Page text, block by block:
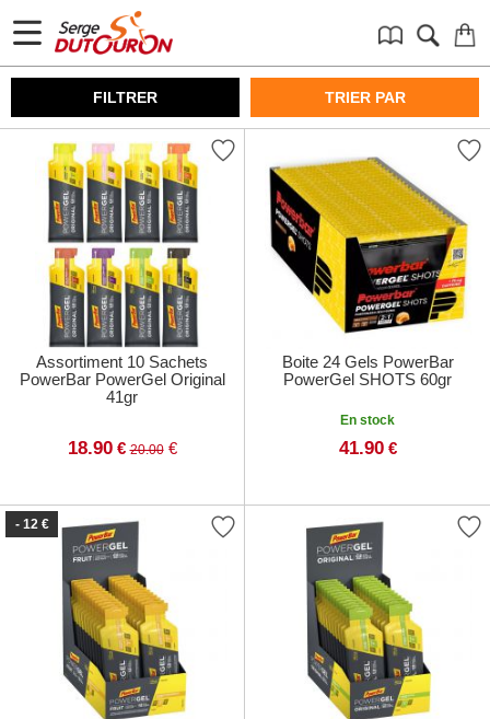
FILTRER TRIER PAR
Assortiment 10 Sachets
PowerBar PowerGel Original
41gr
18.90 € 20.00€
Boite 24 Gels PowerBar
PowerGel SHOTS 60gr
En stock
41.90 €
- 12 €